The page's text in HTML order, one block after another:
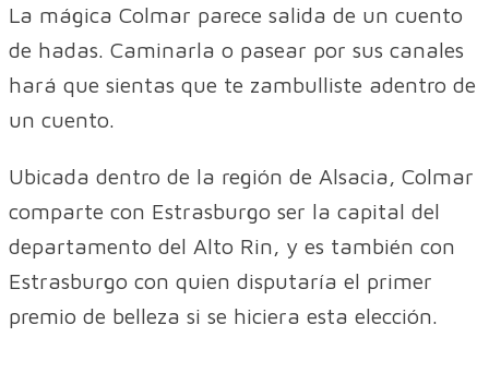
La mágica Colmar parece salida de un cuento
de hadas. Caminarla o pasear por sus canales
hará que sientas que te zambulliste adentro de
un cuento.
Ubicada dentro de la región de Alsacia, Colmar
comparte con Estrasburgo ser la capital del
departamento del Alto Rin, y es también con
Estrasburgo con quien disputaría el primer
premio de belleza si se hiciera esta elección.